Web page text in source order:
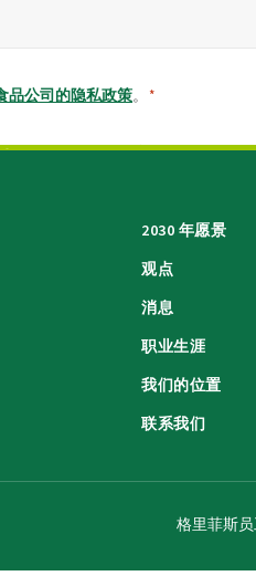
品公司的隐私政策。 *
2030 年愿景
观点
消息
职业生涯
我们的位置
联系我们
格里菲斯